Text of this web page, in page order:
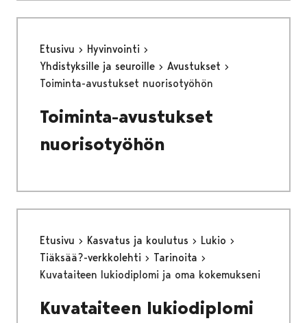
Etusivu
Hyvinvointi
Yhdistyksille ja seuroille
Avustukset
Toiminta-avustukset nuorisotyöhön
Toiminta-avustukset
nuorisotyöhön
Etusivu Kasvatus ja koulutus
Lukio
Tiäksää?-verkkolehti
Tarinoita
Kuvataiteen lukiodiplomi ja oma kokemukseni
Kuvataiteen lukiodiplomi